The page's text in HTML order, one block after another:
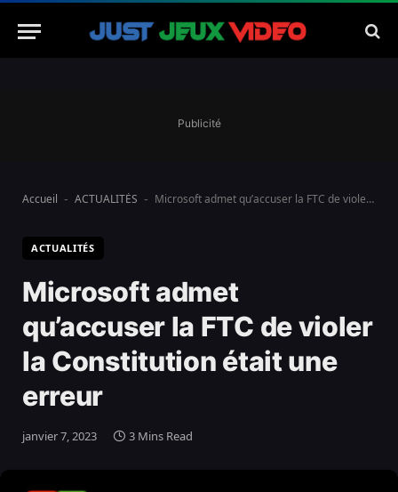
Publicité
Accueil - ACTUALITÉS - Microsoft admet qu’accuser la FTC de violer la Constitution était une erreur
ACTUALITÉS
Microsoft admet
qu’accuser la FTC de violer
la Constitution était une
erreur
janvier 7, 2023 3 Mins Read